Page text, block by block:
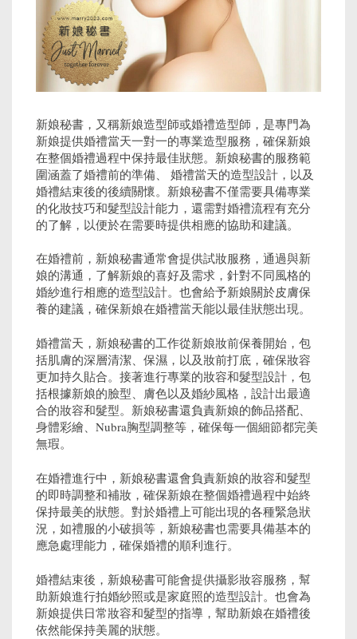
新娘秘書，又稱新娘造型師或婚禮造型師，是專門為
新娘提供婚禮當天一對一的專業造型服務，確保新娘
在整個婚禮過程中保持最佳狀態。新娘秘書的服務範
圍涵蓋了婚禮前的準備、 婚禮當天的造型設計，以及
婚禮結束後的後續關懷。新娘秘書不僅需要具備專業
的化妝技巧和髮型設計能力，還需對婚禮流程有充分
的了解，以便於在需要時提供相應的協助和建議。
在婚禮前，新娘秘書通常會提供試妝服務，通過與新
娘的溝通，了解新娘的喜好及需求，針對不同風格的
婚紗進行相應的造型設計。也會給予新娘關於皮膚保
養的建議，確保新娘在婚禮當天能以最佳狀態出現。
婚禮當天，新娘秘書的工作從新娘妝前保養開始，包
括肌膚的深層清潔、保濕，以及妝前打底，確保妝容
更加持久貼合。接著進行專業的妝容和髮型設計，包
括根據新娘的臉型、膚色以及婚紗風格，設計出最適
合的妝容和髮型。新娘秘書還負責新娘的飾品搭配、
身體彩繪、Nubra胸型調整等，確保每一個細節都完美
無瑕。
在婚禮進行中，新娘秘書還會負責新娘的妝容和髮型
的即時調整和補妝，確保新娘在整個婚禮過程中始終
保持最美的狀態。對於婚禮上可能出現的各種緊急狀
況，如禮服的小破損等，新娘秘書也需要具備基本的
應急處理能力，確保婚禮的順利進行。
婚禮結束後，新娘秘書可能會提供攝影妝容服務，幫
助新娘進行拍婚紗照或是家庭照的造型設計。也會為
新娘提供日常妝容和髮型的指導，幫助新娘在婚禮後
依然能保持美麗的狀態。